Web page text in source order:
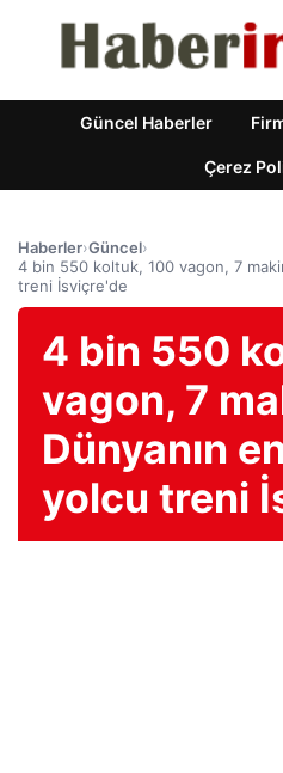
Güncel Haberler
Çerez
Haberler›Güncel›
4 bin 550 koltuk, 100 vagon, 7
treni İsviçre'de
4 bin 550
vagon, 7
Dünyanın
yolcu treni